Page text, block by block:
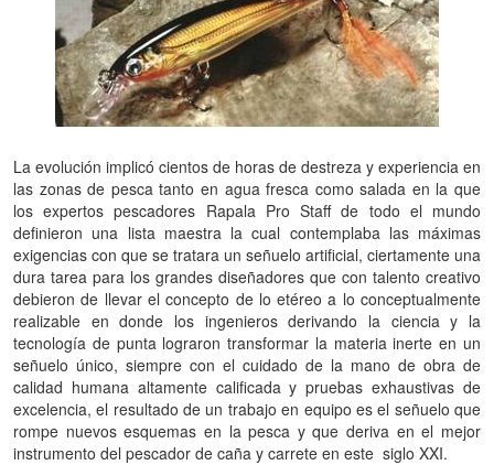
La evolución implicó cientos de horas de destreza y experiencia en
las zonas de pesca tanto en agua fresca como salada en la que
los expertos pescadores Rapala Pro Staff de todo el mundo
definieron una lista maestra la cual contemplaba las máximas
exigencias con que se tratara un señuelo artificial, ciertamente una
dura tarea para los grandes diseñadores que con talento creativo
debieron de llevar el concepto de lo etéreo a lo conceptualmente
realizable en donde los ingenieros derivando la ciencia y la
tecnología de punta lograron transformar la materia inerte en un
señuelo único, siempre con el cuidado de la mano de obra de
calidad humana altamente calificada y pruebas exhaustivas de
excelencia, el resultado de un trabajo en equipo es el señuelo que
rompe nuevos esquemas en la pesca y que deriva en el mejor
instrumento del pescador de caña y carrete en este siglo XXI.